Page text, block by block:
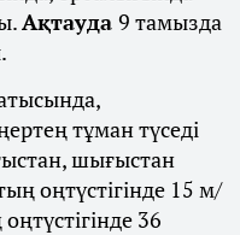
Ақтауда 9 тамызда
тұман түседі
шығыстан
оңтүстігінде 15 м/
36